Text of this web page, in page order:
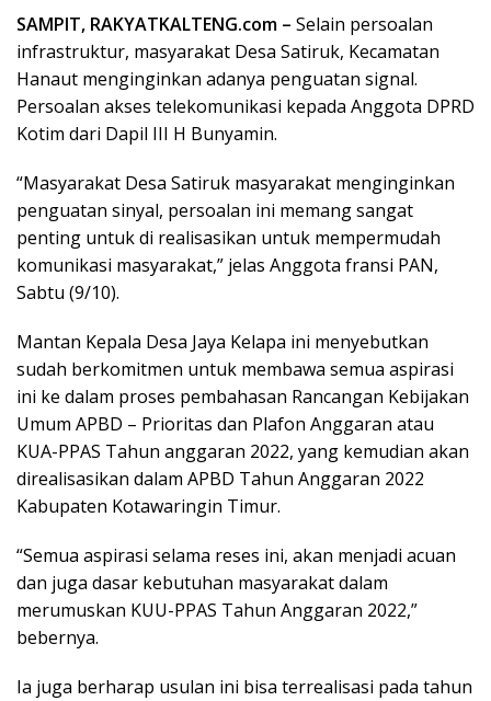
SAMPIT, RAKYATKALTENG.com – Selain persoalan
infrastruktur, masyarakat Desa Satiruk, Kecamatan
Hanaut menginginkan adanya penguatan signal.
Persoalan akses telekomunikasi kepada Anggota DPRD
Kotim dari Dapil III H Bunyamin.
“Masyarakat Desa Satiruk masyarakat menginginkan
penguatan sinyal, persoalan ini memang sangat
penting untuk di realisasikan untuk mempermudah
komunikasi masyarakat,” jelas Anggota fransi PAN,
Sabtu (9/10).
Mantan Kepala Desa Jaya Kelapa ini menyebutkan
sudah berkomitmen untuk membawa semua aspirasi
ini ke dalam proses pembahasan Rancangan Kebijakan
Umum APBD – Prioritas dan Plafon Anggaran atau
KUA-PPAS Tahun anggaran 2022, yang kemudian akan
direalisasikan dalam APBD Tahun Anggaran 2022
Kabupaten Kotawaringin Timur.
“Semua aspirasi selama reses ini, akan menjadi acuan
dan juga dasar kebutuhan masyarakat dalam
merumuskan KUU-PPAS Tahun Anggaran 2022,”
bebernya.
Ia juga berharap usulan ini bisa terrealisasi pada tahun